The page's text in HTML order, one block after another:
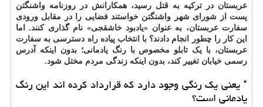
عربستان در ترکیه به قتل رسید، همکارانش در روزنامه واشنگتن
پست از شورای شهر واشنگتن خواستند فضایی را در مقابل ورودی
سفارت عربستان، به عنوان «یادبود خاشقجی» نام گذاری کنند. اما
این کار را چطور انجام دادند؟ با انتخاب پیاده راه دسترسی به سفارت
عربستان، با یک تابلو مخصوص با رنگ یادمانی؛ بدون اینکه آدرس
رسمی خیابان تغییر کند، بدون اینکه زندگی مردم مختل شود.
* یعنی یک رنگی وجود دارد که قرارداد کرده اند این رنگ
یادمانی است؟